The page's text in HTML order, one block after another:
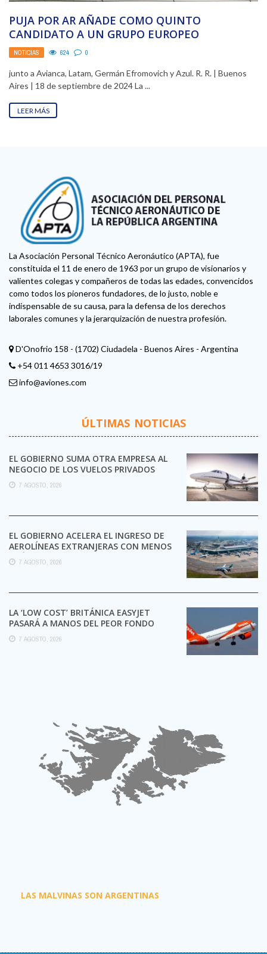
PUJA POR AR AÑADE COMO QUINTO
CANDIDATO A UN GRUPO EUROPEO
NOTICIAS 624 0
junto a Avianca, Latam, Germán Efromovich y Azul. R. R. | Buenos
Aires | 18 de septiembre de 2024 La ...
LEER MÁS
La Asociación Personal Técnico Aeronáutico (APTA), fue
constituida el 11 de enero de 1963 por un grupo de visionarios y
valientes colegas y compañeros de todas las edades, convencidos
como todos los pioneros fundadores, de lo justo, noble e
indispensable de su causa, para la defensa de los derechos
laborales comunes y la jerarquización de nuestra profesión.
D'Onofrio 158 - (1702) Ciudadela - Buenos Aires - Argentina
+54 011 4653 3016/19
info@aviones.com
ÚLTIMAS NOTICIAS
EL GOBIERNO SUMA OTRA EMPRESA AL
NEGOCIO DE LOS VUELOS PRIVADOS
7 AGOSTO, 2026
EL GOBIERNO ACELERA EL INGRESO DE
AEROLÍNEAS EXTRANJERAS CON MENOS
TRÁMITES
7 AGOSTO, 2026
LA ‘LOW COST’ BRITÁNICA EASYJET
PASARÁ A MANOS DEL PEOR FONDO
POSIBLE:
7 AGOSTO, 2026
LAS MALVINAS SON ARGENTINAS